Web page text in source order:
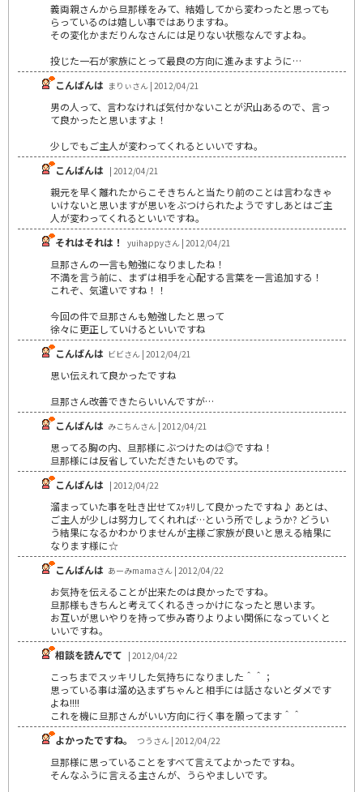
義両親さんから旦那様をみて、結婚してから変わったと思っても
らっているのは嬉しい事ではありますね。
その変化かまだりんなさんには足りない状態なんですよね。
投じた一石が家族にとって最良の方向に進みますように…
こんばんは まりぃさん | 2012/04/21
男の人って、言わなければ気付かないことが沢山あるので、言っ
て良かったと思いますよ！
少しでもご主人が変わってくれるといいですね。
こんばんは | 2012/04/21
親元を早く離れたからこそきちんと当たり前のことは言わなきゃ
いけないと思いますが思いをぶつけられたようですしあとはご主
人が変わってくれるといいですね。
それはそれは！
yuihappyさん | 2012/04/21
旦那さんの一言も勉強になりましたね！
不満を言う前に、まずは相手を心配する言葉を一言追加する！
これぞ、気遣いですね！！
今回の件で旦那さんも勉強したと思って
徐々に更正していけるといいですね
こんばんは ビビさん | 2012/04/21
思い伝えれて良かったですね
旦那さん改善できたらいいんですが…
こんばんは みこちんさん | 2012/04/21
思ってる胸の内、旦那様にぶつけたのは◎ですね！
旦那様には反省していただきたいものです。
こんばんは | 2012/04/22
溜まっていた事を吐き出せてｽｯｷﾘして良かったですね♪ あとは､
ご主人が少しは努力してくれれば…という所でしょうか? どうい
う結果になるかわかりませんが主様ご家族が良いと思える結果に
なります様に☆
こんばんは あーみmamaさん | 2012/04/22
お気持を伝えることが出来たのは良かったですね。
旦那様もきちんと考えてくれるきっかけになったと思います。
お互いが思いやりを持って歩み寄りよりよい関係になっていくと
いいですね。
相談を読んでて | 2012/04/22
こっちまでスッキリした気持ちになりました＾＾；
思っている事は溜め込まずちゃんと相手には話さないとダメです
よね!!!!
これを機に旦那さんがいい方向に行く事を願ってます＾＾
よかったですね。
つうさん | 2012/04/22
旦那様に思っていることをすべて言えてよかったですね。
そんなふうに言える主さんが、うらやましいです。